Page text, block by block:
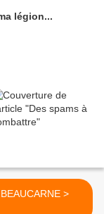
légion...
Julos BEAUCARNE >